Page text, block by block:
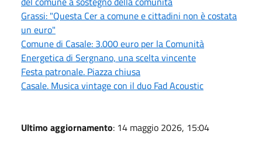
Grassi: "Questa Cer a comune e cittadini non è costata
un euro"
Comune di Casale: 3.000 euro per la Comunità
Energetica di Sergnano, una scelta vincente
Festa patronale. Piazza chiusa
Casale. Musica vintage con il duo Fad Acoustic
Ultimo aggiornamento: 14 maggio 2026, 15:04